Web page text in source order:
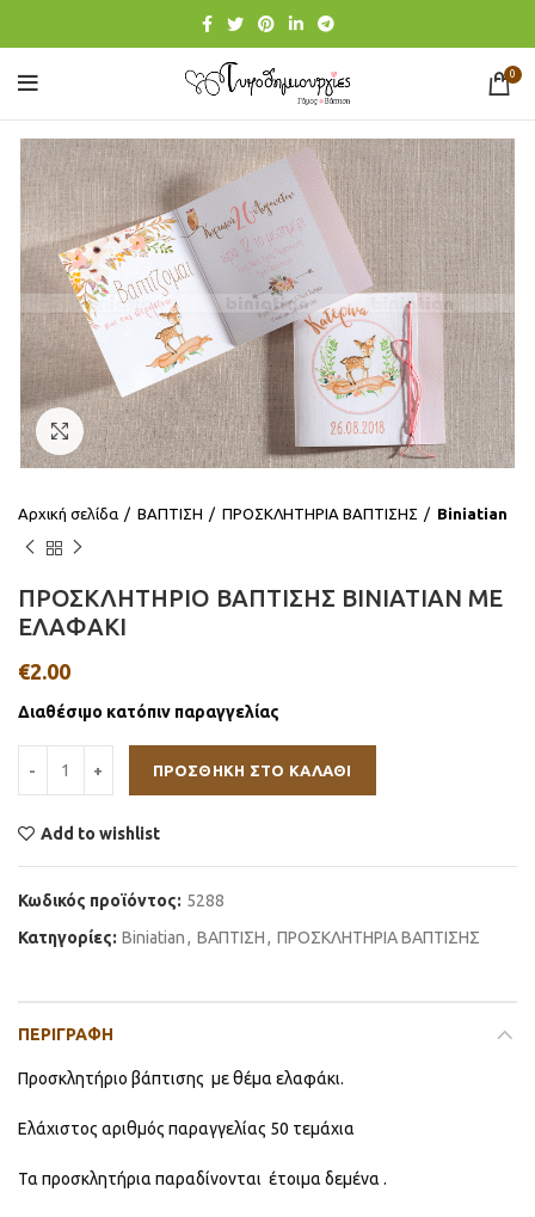
0
Click to enlarge
Αρχική σελίδα ΒΑΠΤΙΣΗ ΠΡΟΣΚΛΗΤΗΡΙΑ ΒΑΠΤΙΣΗΣ Βiniatian
ΠΡΟΣΚΛΗΤΗΡΙΟ ΒΑΠΤΙΣΗΣ BINIATIAN ΜΕ
ΕΛΑΦΑΚΙ
€2.00
Διαθέσιμο κατόπιν παραγγελίας
ΠΡΟΣΘΉΚΗ ΣΤΟ ΚΑΛΆΘΙ
Add to wishlist
Κωδικός προϊόντος: 5288
Κατηγορίες: Βiniatian, ΒΑΠΤΙΣΗ, ΠΡΟΣΚΛΗΤΗΡΙΑ ΒΑΠΤΙΣΗΣ
ΠΕΡΙΓΡΑΦΉ
Προσκλητήριο βάπτισης με θέμα ελαφάκι.
Ελάχιστος αριθμός παραγγελίας 50 τεμάχια
Τα προσκλητήρια παραδίνονται έτοιμα δεμένα .